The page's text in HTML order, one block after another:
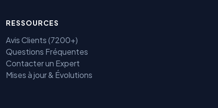
RESSOURCES
Avis Clients (7200+)
Questions Fréquentes
Contacter un Expert
Mises à jour & Évolutions